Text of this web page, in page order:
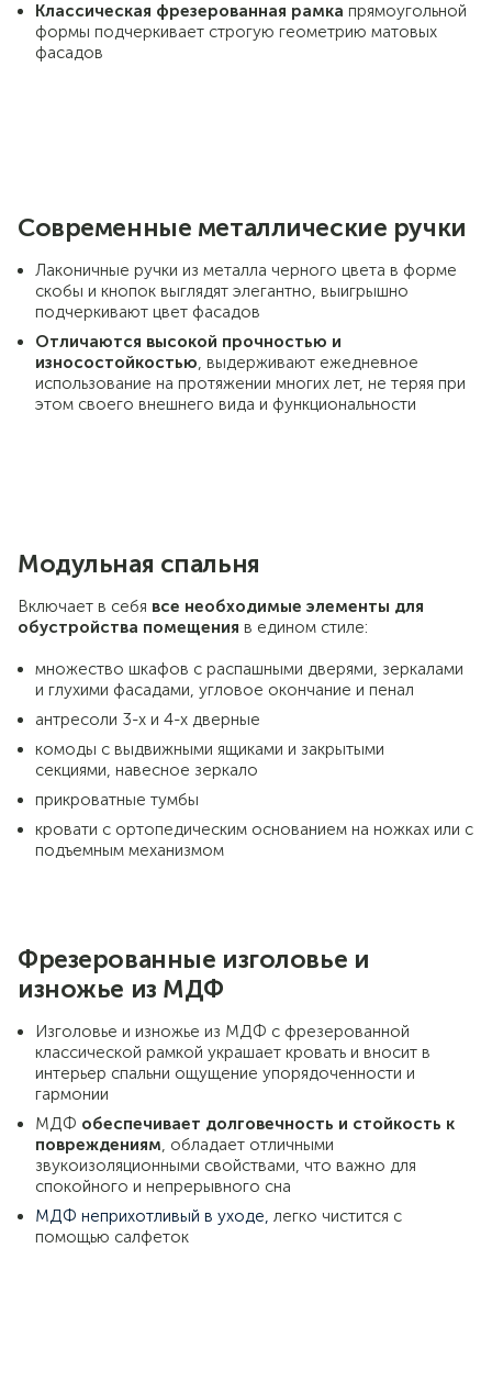
Классическая фрезерованная рамка прямоугольной
формы подчеркивает строгую геометрию матовых
фасадов
Современные металлические ручки
Лаконичные ручки из металла черного цвета в форме
скобы и кнопок выглядят элегантно, выигрышно
подчеркивают цвет фасадов
Отличаются высокой прочностью и
износостойкостью, выдерживают ежедневное
использование на протяжении многих лет, не теряя при
этом своего внешнего вида и функциональности
Модульная спальня
Включает в себя все необходимые элементы для
обустройства помещения в едином стиле:
множество шкафов с распашными дверями, зеркалами
и глухими фасадами, угловое окончание и пенал
антресоли 3-х и 4-х дверные
комоды с выдвижными ящиками и закрытыми
секциями, навесное зеркало
прикроватные тумбы
кровати с ортопедическим основанием на ножках или с
подъемным механизмом
Фрезерованные изголовье и
изножье из МДФ
Изголовье и изножье из МДФ с фрезерованной
классической рамкой украшает кровать и вносит в
интерьер спальни ощущение упорядоченности и
гармонии
МДФ обеспечивает долговечность и стойкость к
повреждениям, обладает отличными
звукоизоляционными свойствами, что важно для
спокойного и непрерывного сна
МДФ неприхотливый в уходе, легко чистится с
помощью салфеток